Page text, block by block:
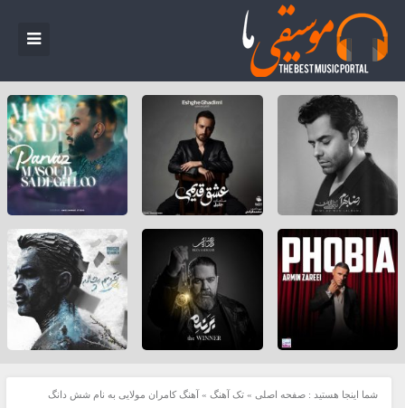
شما اینجا هستید : صفحه اصلی » تک آهنگ » آهنگ کامران مولایی به نام شش دانگ